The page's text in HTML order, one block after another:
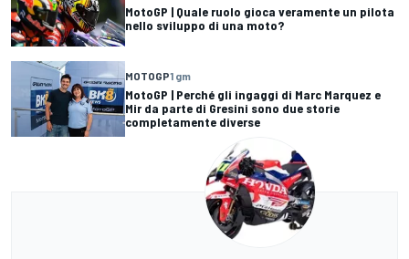
MotoGP | Quale ruolo gioca veramente un pilota
nello sviluppo di una moto?
MOTOGP1 gm
MotoGP | Perché gli ingaggi di Marc Marquez e
Mir da parte di Gresini sono due storie
completamente diverse